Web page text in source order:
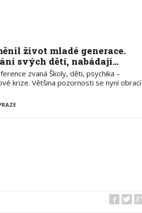
život mladé generace.
svých dětí, nabádají…
zvaná Školy, děti, psychika –
krize. Většina pozornosti se nyní obrací